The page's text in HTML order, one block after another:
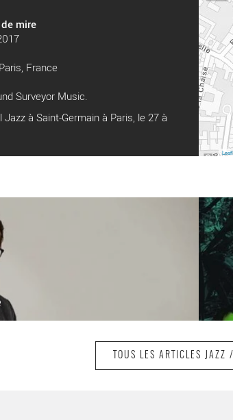
mire
France
Surveyor Music.
à Saint-Germain à Paris, le 27 à
TOUS LES ARTICLES JAZZ